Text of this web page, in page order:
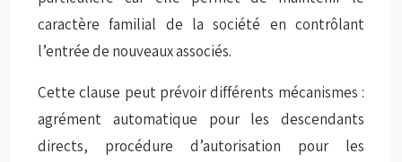
caractère familial de la société en contrôlant
l’entrée de nouveaux associés.
Cette clause peut prévoir différents mécanismes :
agrément automatique pour les descendants
directs, procédure d’autorisation pour les